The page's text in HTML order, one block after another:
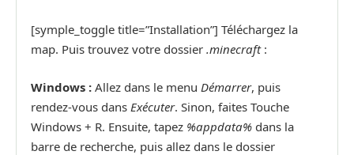
[symple_toggle title=”Installation”] Téléchargez la
map. Puis trouvez votre dossier .minecraft:
Windows : Allez dans le menu Démarrer, puis
rendez-vous dans Exécuter. Sinon, faites Touche
Windows + R. Ensuite, tapez %appdata% dans la
barre de recherche, puis allez dans le dossier